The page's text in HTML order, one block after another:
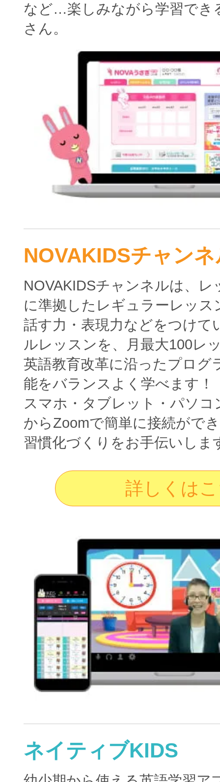
など…楽しみながら学習でき
さん。
NOVAKIDSチャン
NOVAKIDSチャンネルは、
に準拠したレギュラーレッス
話す力・表現力などをつけて
ルレッスンを、月最大100レ
英語教育改革に沿ったプログ
能をバランスよく学べます！
スマホ・タブレット・パソ
からZoomで簡単に接続がで
習慣化づくりをお手伝いしま
詳しくは
ネイティブKIDS